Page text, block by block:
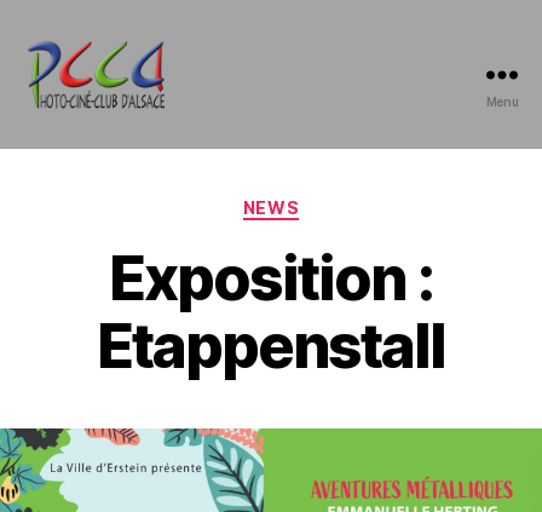
Ciné-
Menu
Catégories
NEWS
Exposition :
Etappenstall